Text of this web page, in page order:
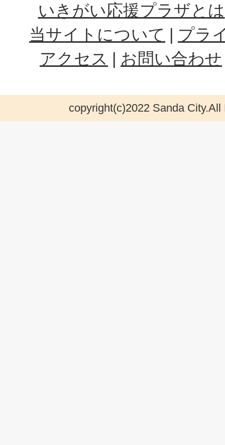
いきがい応援プラザとは
当サイトについて
プラ
アクセス
お問い合わせ
copyright(c)2022 Sanda